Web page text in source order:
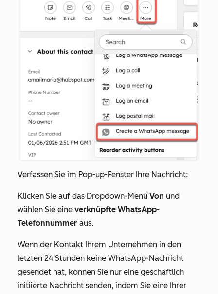
Verfassen Sie im Pop-up-Fenster Ihre Nachricht:
Klicken Sie auf das Dropdown-Menü Von und
wählen Sie eine verknüpfte WhatsApp-
Telefonnummer aus.
Wenn der Kontakt Ihrem Unternehmen in den
letzten 24 Stunden keine WhatsApp-Nachricht
gesendet hat, können Sie nur eine geschäftlich
initiierte Nachricht senden, indem Sie eine Ihrer